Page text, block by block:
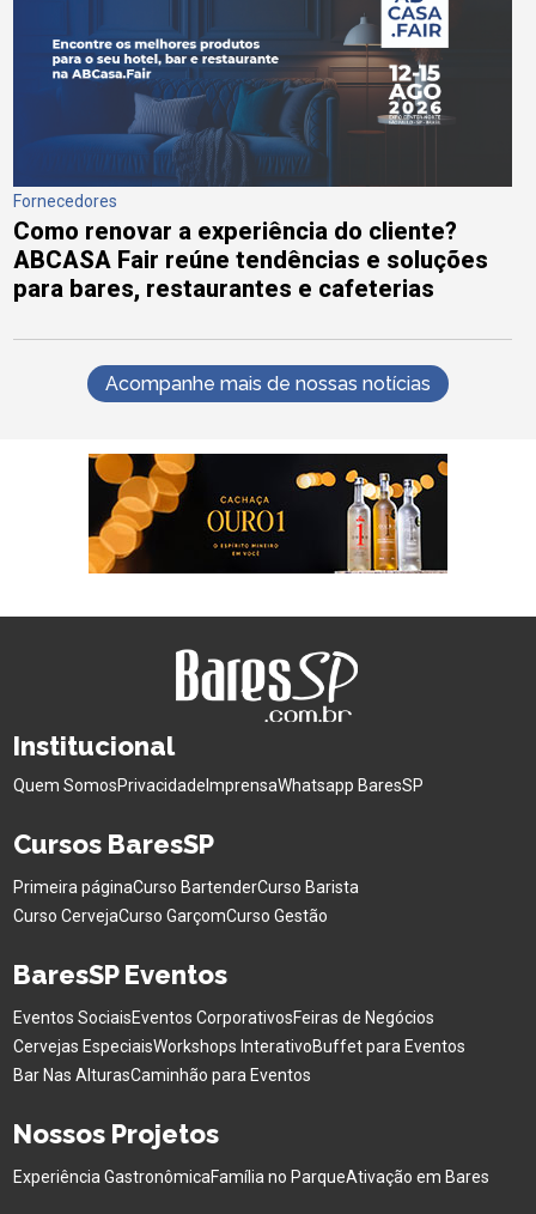
Fornecedores
Como renovar a experiência do cliente?
ABCASA Fair reúne tendências e soluções
para bares, restaurantes e cafeterias
Acompanhe mais de nossas notícias
Institucional
Quem SomosPrivacidade ImprensaWhatsapp BaresSP
Cursos BaresSP
Primeira páginaCurso BartenderCurso Barista
Curso CervejaCurso GarçomCurso Gestão
BaresSP Eventos
Eventos SociaisEventos CorporativosFeiras de Negócios
Cervejas EspeciaisWorkshops InterativoBuffet para Eventos
Bar Nas AlturasCaminhão para Eventos
Nossos Projetos
Experiência GastronômicaFamília no ParqueAtivação em Bares